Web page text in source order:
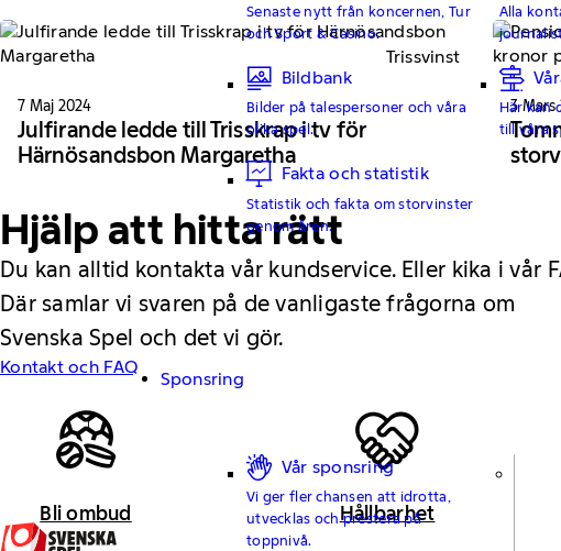
Senaste nytt från koncernen, Tur
och Sport & Casino.
Alla
Bildbank
Bilder på talespersoner och våra
olika spel.
Här kan
till våra
Fakta och statistik
Statistik och fakta om storvinster
genom åren.
Sponsring
Vår sponsring
Vi ger fler chansen att idrotta,
utvecklas och prestera på
toppnivå.
Trissvinst
7 Maj 2024
Julfirande ledde till Trisskrap i tv för
Härnösandsbon Margaretha
3 Mars
Hjälp att hitta rätt
Du kan alltid kontakta vår kundservice. Eller kika i vår
Där samlar vi svaren på de vanligaste frågorna om
Svenska Spel och det vi gör.
Kontakt och FAQ
Bli ombud Hållbarhet